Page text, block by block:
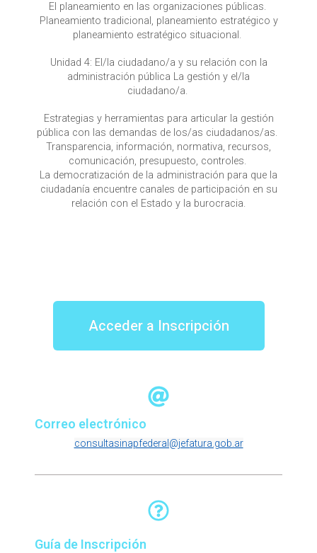
El planeamiento en las organizaciones públicas.
Planeamiento tradicional, planeamiento estratégico y
planeamiento estratégico situacional.
Unidad 4: El/la ciudadano/a y su relación con la
administración pública La gestión y el/la
ciudadano/a.
Estrategias y herramientas para articular la gestión
pública con las demandas de los/as ciudadanos/as.
Transparencia, información, normativa, recursos,
comunicación, presupuesto, controles.
La democratización de la administración para que la
ciudadanía encuentre canales de participación en su
relación con el Estado y la burocracia.
Acceder a Inscripción
Correo electrónico
consultasinapfederal@jefatura.gob.ar
Guía de Inscripción